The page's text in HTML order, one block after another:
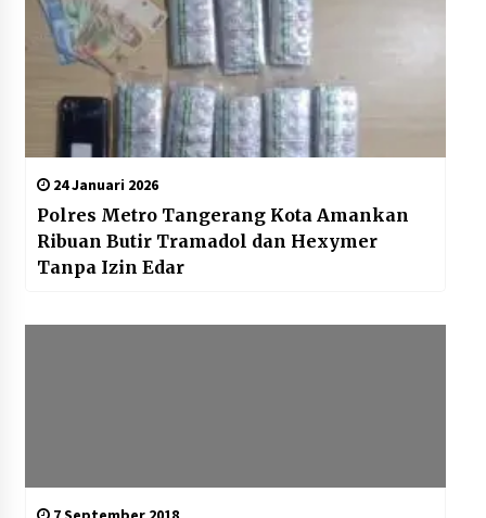
24 Januari 2026
Polres Metro Tangerang Kota Amankan
Ribuan Butir Tramadol dan Hexymer
Tanpa Izin Edar